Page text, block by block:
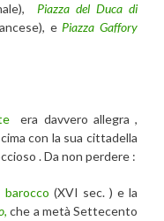
Piazza del Duca di
e Piazza Gaffory
era davvero allegra ,
con la sua cittadella
. Da non perdere :
barocco (XVI sec. ) e la
, che a metà Settecento